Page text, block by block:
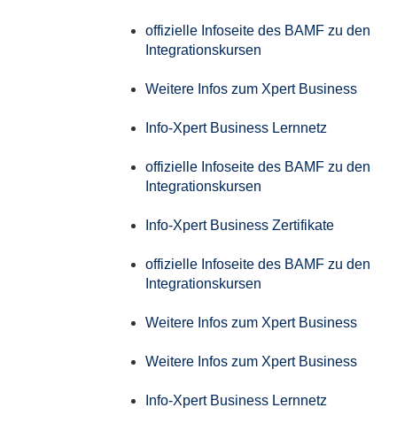
offizielle Infoseite des BAMF zu den
Integrationskursen
Weitere Infos zum Xpert Business
Info-Xpert Business Lernnetz
offizielle Infoseite des BAMF zu den
Integrationskursen
Info-Xpert Business Zertifikate
offizielle Infoseite des BAMF zu den
Integrationskursen
Weitere Infos zum Xpert Business
Weitere Infos zum Xpert Business
Info-Xpert Business Lernnetz